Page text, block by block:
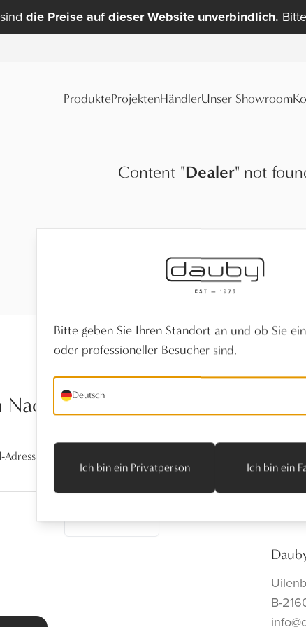
die Preise auf dieser Website unverbindlich.
ProdukteProjektenHändlerUnser Showroom
Content "Dealer" not
B-
Bitte geben Sie Ihren Standort an und ob Sie
oder professioneller Besucher sind.
Deutsch
Ich bin ein Privatperson Ich bin ein